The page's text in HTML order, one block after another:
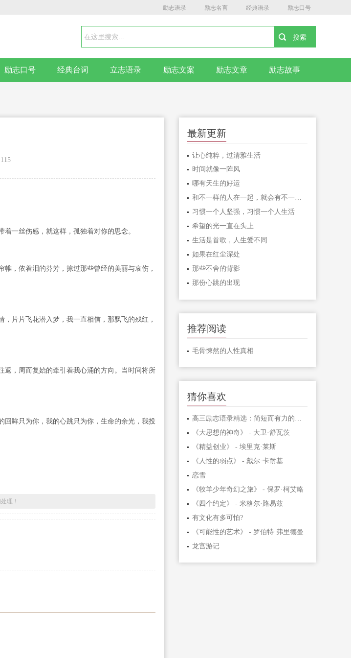
励志语录 励志名言 经典语录 励志口号
励志口号 经典台词 立志语录 励志文案 励志文章 励志故事
一丝伤感，就这样，孤独着对你的思念。
，依着泪的芬芳，掠过那些曾经的美丽与哀伤，
片片飞花潜入梦，我一直相信，那飘飞的残红，
返，周而复始的牵引着我心涌的方向。当时间将所
眸只为你，我的心跳只为你，生命的余光，我投
理！
最新更新
让心纯粹，过清雅生活
时间就像一阵风
哪有天生的好运
和不一样的人在一起，就会有不一样的人生
习惯一个人坚强，习惯一个人生活
希望的光一直在头上
生活是首歌，人生爱不同
如果在红尘深处
那些不舍的背影
那份心跳的出现
推荐阅读
毛骨悚然的人性真相
猜你喜欢
高三励志语录精选：简短而有力的激励句子
《大思想的神奇》 - 大卫·舒瓦茨
《精益创业》 - 埃里克·莱斯
《人性的弱点》 - 戴尔·卡耐基
恋雪
《牧羊少年奇幻之旅》 - 保罗·柯艾略
《四个约定》 - 米格尔·路易兹
有文化有多可怕?
《可能性的艺术》 - 罗伯特·弗里德曼
龙宫游记